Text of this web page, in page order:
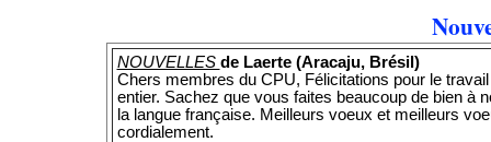
NOUVELLES de Laerte (Aracaju, Brésil)
Chers membres du CPU, Félicitations pour le
entier. Sachez que vous faites beaucoup de bien à
la langue française. Meilleurs voeux et meilleurs
cordialement.